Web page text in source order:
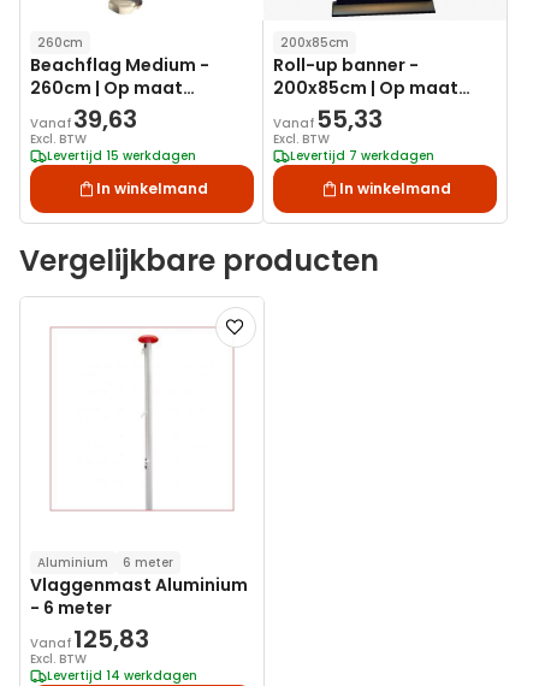
260cm
Beachflag Medium -
260cm | Op maat
bedrukken
Vanaf 39,63
Excl. BTW
Levertijd 15 werkdagen
In winkelmand
200x85cm
Roll-up banner -
200x85cm | Op maat
bedrukken
Vanaf 55,33
Excl. BTW
Levertijd 7 werkdagen
In winkelmand
Vergelijkbare producten
Voeg
toe
Aluminium 6 meter
Vlaggenmast Aluminium
- 6 meter
Vanaf 125,83
Excl. BTW
Levertijd 14 werkdagen